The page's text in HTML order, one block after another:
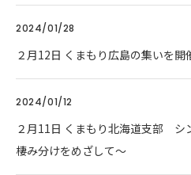
2024/01/28
２月12日 くまもり広島の集いを開
2024/01/12
２月11日 くまもり北海道支部
棲み分けをめざして～